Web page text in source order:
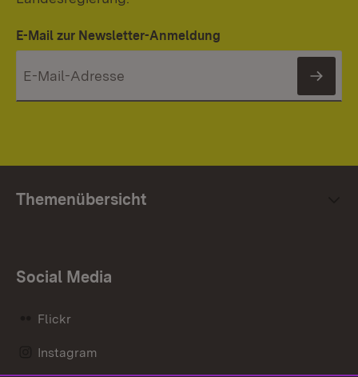
E-Mail zur Newsletter-Anmeldung
Themenübersicht
Social Media
Flickr
Instagram